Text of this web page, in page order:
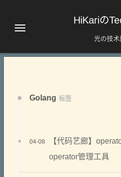
HiKariの
光の技术
Golang 标签
【代码艺廊】
operator管理工具
04-08